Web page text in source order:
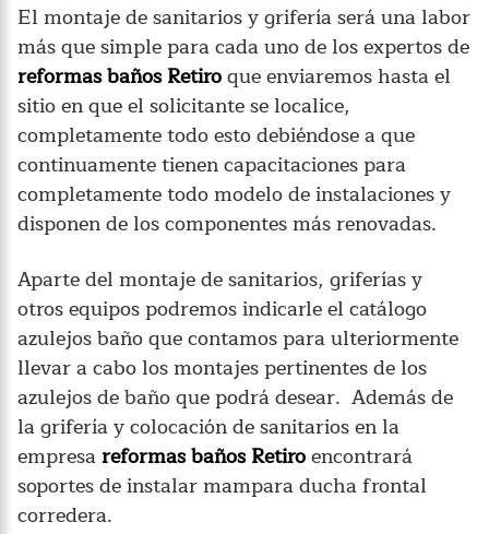
El montaje de sanitarios y grifería será una labor
más que simple para cada uno de los expertos de
reformas baños Retiroque enviaremos hasta el
sitio en que el solicitante se localice,
completamente todo esto debiéndose a que
continuamente tienen capacitaciones para
completamente todo modelo de instalaciones y
disponen de los componentes más renovadas.
Aparte del montaje de sanitarios, griferías y
otros equipos podremos indicarle el catálogo
azulejos baño que contamos para ulteriormente
llevar a cabo los montajes pertinentes de los
azulejos de baño que podrá desear. Además de
la grifería y colocación de sanitarios en la
empresareformas baños Retiroencontrará
soportes de instalar mampara ducha frontal
corredera.